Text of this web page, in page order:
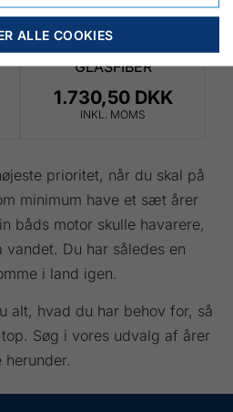
TOILETSPAND,
GLASFIBER
1.730,50 DKK
INKL. MOMS
prioritet, når du skal på
minimum have et sæt årer
båds motor skulle havarere,
Du har således en
i land igen.
alt, hvad du har behov for, så
Søg i vores udvalg af årer
ALLE COOKIES